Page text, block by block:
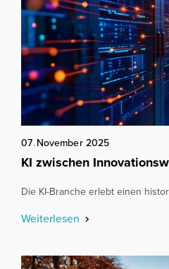
07.November 2025
KI zwischen
Die KI-Branche erlebt einen
Weiterlesen